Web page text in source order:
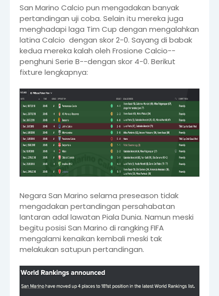
San Marino Calcio pun mengadakan banyak
pertandingan uji coba. Selain itu mereka juga
menghadapi laga Tim Cup dengan mengalahkan
latina Calcio dengan skor 2-0. Sayang di babak
kedua mereka kalah oleh Frosione Calcio--
penghuni Serie B--dengan skor 4-0. Berikut
fixture lengkapnya:
Negara San Marino selama preseason tidak
mengadakan pertandingan persahabatan
lantaran adal lawatan Piala Dunia. Namun meski
begitu posisi San Marino di rangking FIFA
mengalami kenaikan kembali meski tak
melakukan satupun pertandingan.